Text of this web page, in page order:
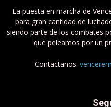
La puesta en marcha de
para gran cantidad de
siendo parte de los combates
que peleamos por un
Contactanos: